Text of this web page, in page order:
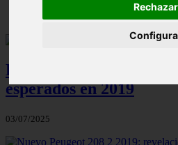
Rechazar
Los diez modelos de
esperados en 2019
03/07/2025